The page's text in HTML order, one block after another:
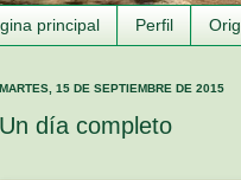
principal Perfil
MARTES, 15 DE SEPTIEMBRE DE 2015
Un día completo